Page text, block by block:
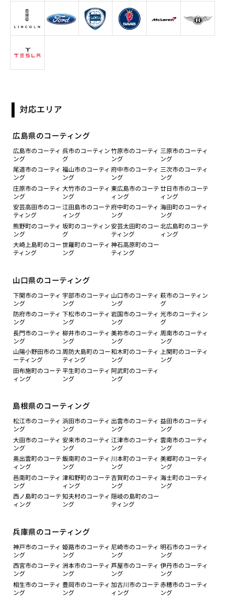
対応エリア
広島県のコーティング
広島市のコーティ
ング
呉市のコーティン
グ
竹原市のコーティ
ング
三原市のコーティ
ング
尾道市のコーティ
ング
福山市のコーティ
ング
府中市のコーティ
ング
三次市のコーティ
ング
庄原市のコーティ
ング
大竹市のコーティ
ング
東広島市のコーテ
ィング
廿日市市のコーテ
ィング
安芸高田市のコー
ティング
江田島市のコーテ
ィング
府中町のコーティ
ング
海田町のコーティ
ング
熊野町のコーティ
ング
坂町のコーティン
グ
安芸太田町のコー
ティング
北広島町のコーテ
ィング
大崎上島町のコー
ティング
世羅町のコーティ
ング
神石高原町のコー
ティング
山口県のコーティング
下関市のコーティ
ング
宇部市のコーティ
ング
山口市のコーティ
ング
萩市のコーティン
グ
防府市のコーティ
ング
下松市のコーティ
ング
岩国市のコーティ
ング
光市のコーティン
グ
長門市のコーティ
ング
柳井市のコーティ
ング
美祢市のコーティ
ング
周南市のコーティ
ング
山陽小野田市のコ
ーティング
周防大島町のコー
ティング
和木町のコーティ
ング
上関町のコーティ
ング
田布施町のコーテ
ィング
平生町のコーティ
ング
阿武町のコーティ
ング
島根県のコーティング
松江市のコーティ
ング
浜田市のコーティ
ング
出雲市のコーティ
ング
益田市のコーティ
ング
大田市のコーティ
ング
安来市のコーティ
ング
江津市のコーティ
ング
雲南市のコーティ
ング
奥出雲町のコーテ
ィング
飯南町のコーティ
ング
川本町のコーティ
ング
美郷町のコーティ
ング
邑南町のコーティ
ング
津和野町のコーテ
ィング
吉賀町のコーティ
ング
海士町のコーティ
ング
西ノ島町のコーテ
ィング
知夫村のコーティ
ング
隠岐の島町のコー
ティング
兵庫県のコーティング
神戸市のコーティ
ング
姫路市のコーティ
ング
尼崎市のコーティ
ング
明石市のコーティ
ング
西宮市のコーティ
ング
洲本市のコーティ
ング
芦屋市のコーティ
ング
伊丹市のコーティ
ング
相生市のコーティ
ング
豊岡市のコーティ
ング
加古川市のコーテ
ィング
赤穂市のコーティ
ング